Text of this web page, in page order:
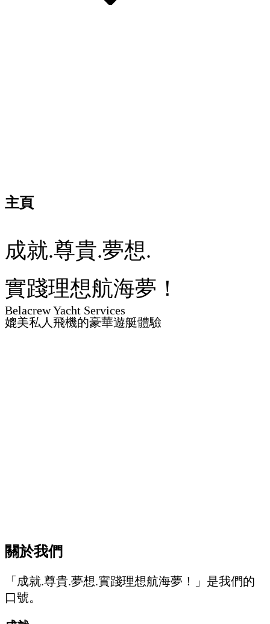
主頁
成就.尊貴.夢想.
實踐理想航海夢！
Belacrew Yacht Services
媲美私人飛機的豪華遊艇體驗
關於我們
「成就.尊貴.夢想.實踐理想航海夢！」是我們的
口號。